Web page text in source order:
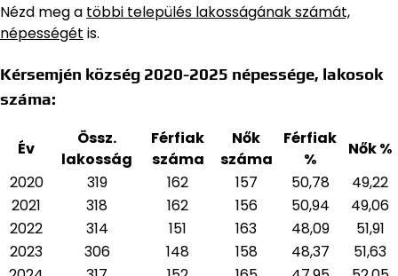
Nézd meg a többi település lakosságának számát,
népességét is.
Kérsemjén község 2020-2025 népessége, lakosok
száma:
Év
Össz.
lakosság
Férfiak
száma
Nők
száma
Férfiak
%
Nők %
2020
319 162 157 50,78
49,22
2021
318 162 156 50,94
49,06
2022
314 151 163 48,09
51,91
2023
306 148 158 48,37
51,63